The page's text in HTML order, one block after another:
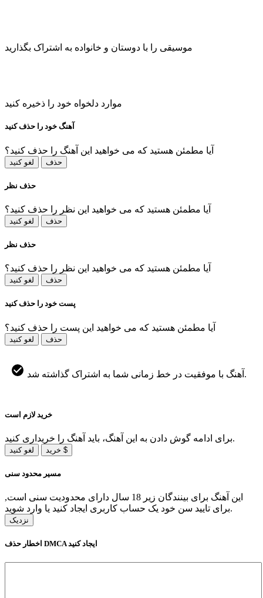
موسیقی را با دوستان و خانواده به اشتراک بگذارید
موارد دلخواه خود را ذخیره کنید
آهنگ خود را حذف کنید
آیا مطمئن هستید که می خواهید این آهنگ را حذف کنید؟
لغو کنید حذف
حذف نظر
آیا مطمئن هستید که می خواهید این نظر را حذف کنید؟
لغو کنید حذف
حذف نظر
آیا مطمئن هستید که می خواهید این نظر را حذف کنید؟
لغو کنید حذف
پست خود را حذف کنید
آیا مطمئن هستید که می خواهید این پست را حذف کنید؟
لغو کنید حذف
آهنگ با موفقیت در خط زمانی شما به اشتراک گذاشته شد.
خرید لازم است
برای ادامه گوش دادن به این آهنگ، باید آهنگ را خریداری کنید.
لغو کنید خرید $
مسیر محدود سنی
این آهنگ برای بینندگان زیر 18 سال دارای محدودیت سنی است,
برای تایید سن خود یک حساب کاربری ایجاد کنید یا وارد شوید.
نزدیک
اخطار حذف DMCA ایجاد کنید